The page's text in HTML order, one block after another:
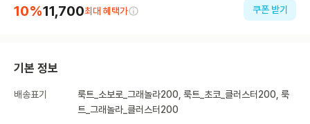
10%11,700최대 혜택가 쿠폰 받기
기본 정보
배송표기
룩트_소보로_그래놀라200, 룩트_초코_클러스터200, 룩
트_그래놀라_클러스터200